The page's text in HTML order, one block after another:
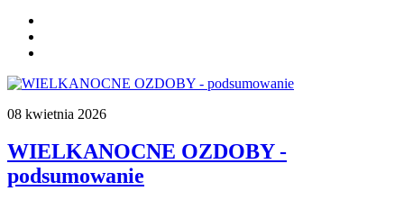
08 kwietnia 2026
WIELKANOCNE OZDOBY -
podsumowanie